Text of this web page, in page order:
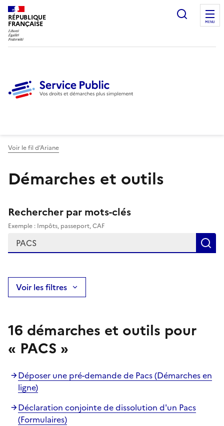
RÉPUBLIQUE
FRANÇAISE
Ouvrir
MENU
Voir le fil d’Ariane
Démarches et outils
Rechercher et filtrer
Rechercher par mots-clés
Exemple : Impôts, passeport, CAF
Voir les filtres
16 démarches et outils pour
« PACS »
Déposer une pré-demande de Pacs (Démarches en
ligne)
Déclaration conjointe de dissolution d'un Pacs
(Formulaires)